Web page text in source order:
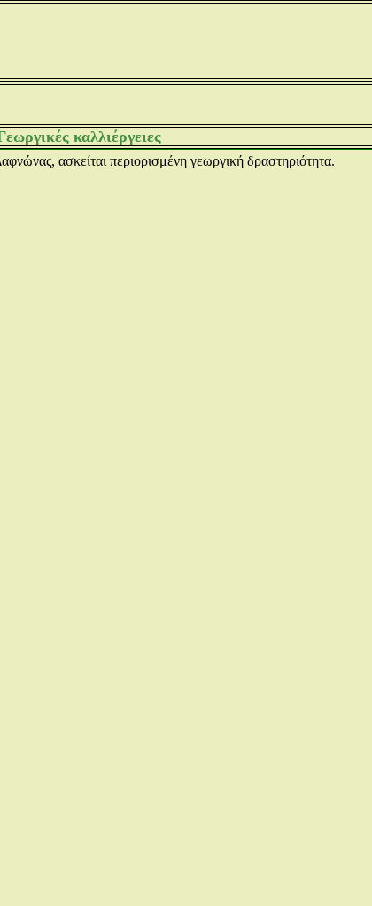
καλλιέργειες
ασκείται περιορισμένη γεωργική δραστηριότητα.